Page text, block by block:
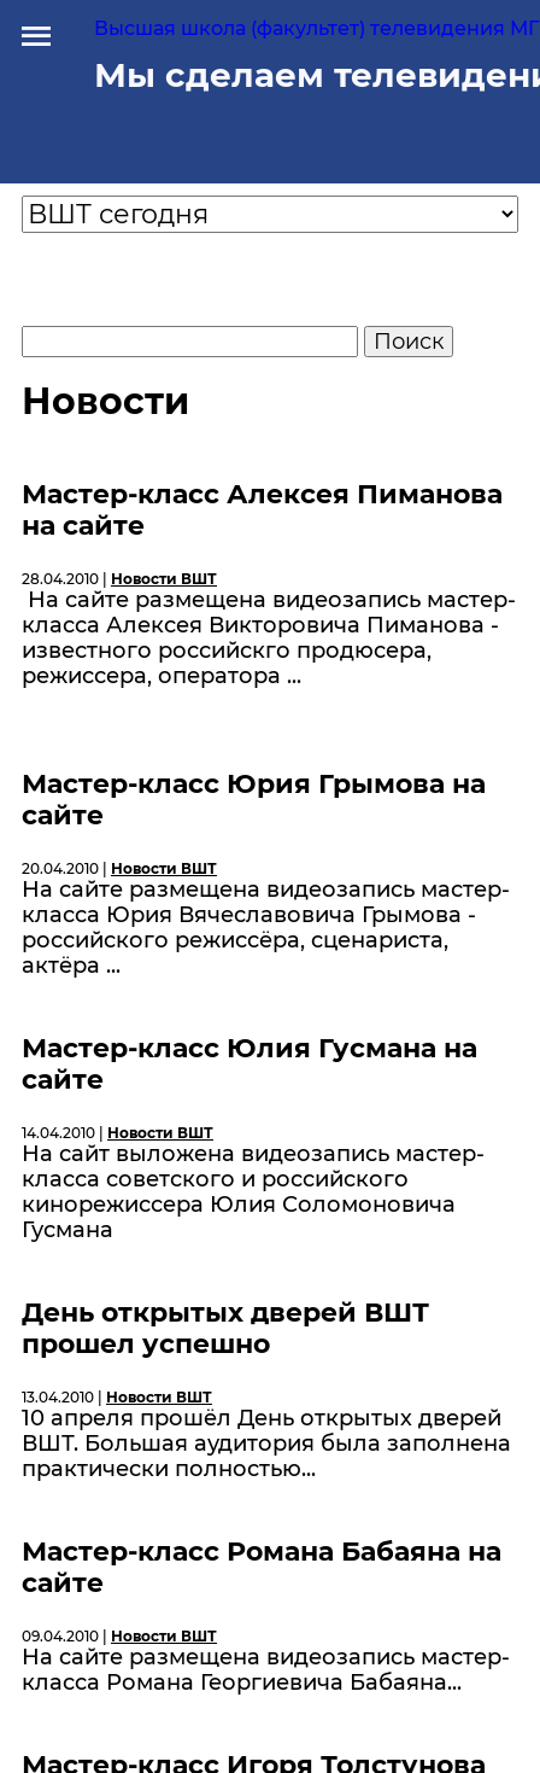
Высшая школа (факультет) телевидения
Мы сделаем
Новости
Мастер-класс Алексея Пиманова
на сайте
28.04.2010 | Новости ВШТ
На сайте размещена видеозапись мастер-
класса Алексея Викторовича Пиманова -
известного российскго продюсера,
режиссера, оператора ...
Мастер-класс Юрия Грымова на
сайте
20.04.2010 | Новости ВШТ
На сайте размещена видеозапись мастер-
класса Юрия Вячеславовича Грымова -
российского режиссёра, сценариста,
актёра ...
Мастер-класс Юлия Гусмана на
сайте
14.04.2010 | Новости ВШТ
На сайт выложена видеозапись мастер-
класса советского и российского
кинорежиссера Юлия Соломоновича
Гусмана
День открытых дверей ВШТ
прошел успешно
13.04.2010 | Новости ВШТ
10 апреля прошёл День открытых дверей
ВШТ. Большая аудитория была заполнена
практически полностью...
Мастер-класс Романа Бабаяна на
сайте
09.04.2010 | Новости ВШТ
На сайте размещена видеозапись мастер-
класса Романа Георгиевича Бабаяна...
Мастер-класс Игоря Толстунова